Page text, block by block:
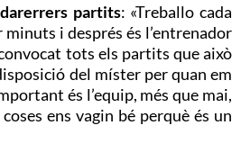
partits: «Treballo cada
i després és l’entrenador
tots els partits que això
del míster per quan em
és l’equip, més que mai,
ens vagin bé perquè és un